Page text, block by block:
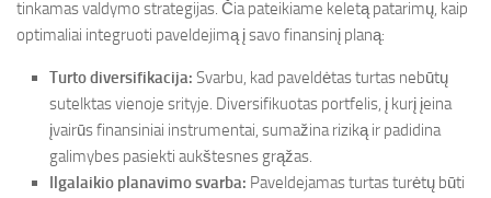
tinkamas valdymo strategijas. Čia pateikiame keletą patarimų, kaip
optimaliai integruoti paveldejimą į savo finansinį planą:
Turto diversifikacija: Svarbu, kad paveldėtas turtas nebūtų
sutelktas vienoje srityje. Diversifikuotas portfelis, į kurį įeina
įvairūs finansiniai instrumentai, sumažina riziką ir padidina
galimybes pasiekti aukštesnes grąžas.
Ilgalaikio planavimo svarba: Paveldejamas turtas turėtų būti